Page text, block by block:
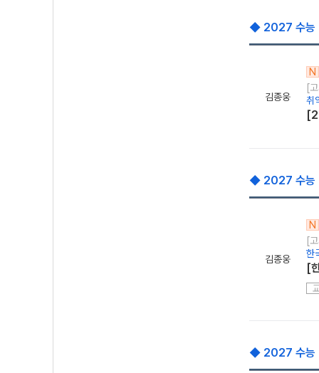
◆ 2027 수능
김종웅
N
[
취
◆ 2027 수능
김종웅
N
[
한
[
◆ 2027 수능